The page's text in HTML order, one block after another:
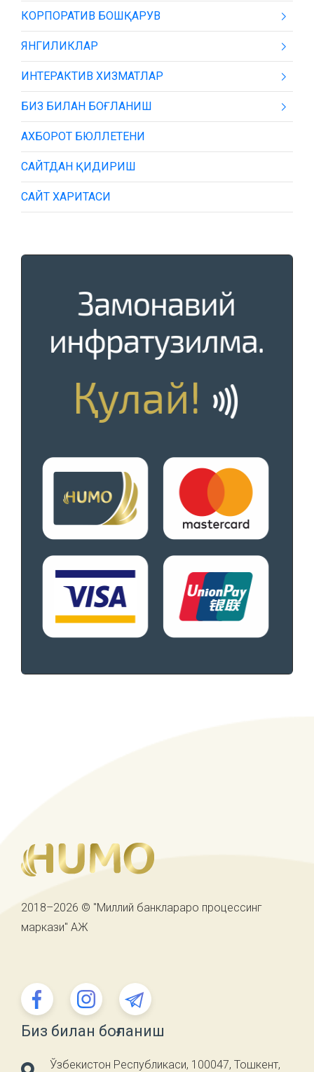
КОРПОРАТИВ БОШҚАРУВ
ЯНГИЛИКЛАР
ИНТЕРАКТИВ ХИЗМАТЛАР
БИЗ БИЛАН БОҒЛАНИШ
АХБОРОТ БЮЛЛЕТЕНИ
САЙТДАН ҚИДИРИШ
САЙТ ХАРИТАСИ
2018–2026 © "Миллий банклараро процессинг
маркази" АЖ
Биз билан боғланиш
Ўзбекистон Республикаси, 100047, Тошкент,